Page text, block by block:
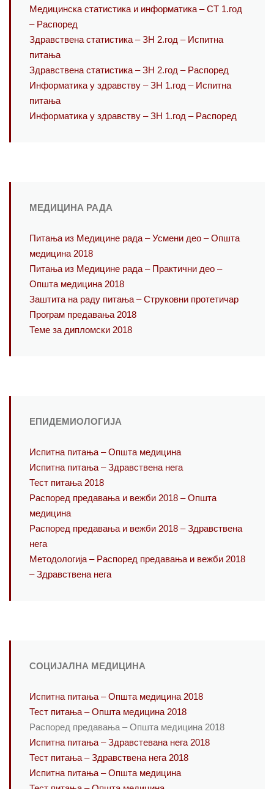
Медицинска статистика и информатика – СТ 1.год
– Распоред
Здравствена статистика – ЗН 2.год – Испитна
питања
Здравствена статистика – ЗН 2.год – Распоред
Информатика у здравству – ЗН 1.год – Испитна
питања
Информатика у здравству – ЗН 1.год – Распоред
МЕДИЦИНА РАДА
Питања из Медицине рада – Усмени део – Општа
медицина 2018
Питања из Медицине рада – Практични део –
Општа медицина 2018
Заштита на раду питања – Струковни протетичар
Програм предавања 2018
Теме за дипломски 2018
ЕПИДЕМИОЛОГИЈА
Испитна питања – Општа медицина
Испитна питања – Здравствена нега
Тест питања 2018
Распоред предавања и вежби 2018 – Општа
медицина
Распоред предавања и вежби 2018 – Здравствена
нега
Методологија – Распоред предавања и вежби 2018
– Здравствена нега
СОЦИЈАЛНА МЕДИЦИНА
Испитна питања – Општа медицина 2018
Тест питања – Општа медицина 2018
Распоред предавања – Општа медицина 2018
Испитна питања – Здравстевана нега 2018
Тест питања – Здравствена нега 2018
Испитна питања – Општа медицина